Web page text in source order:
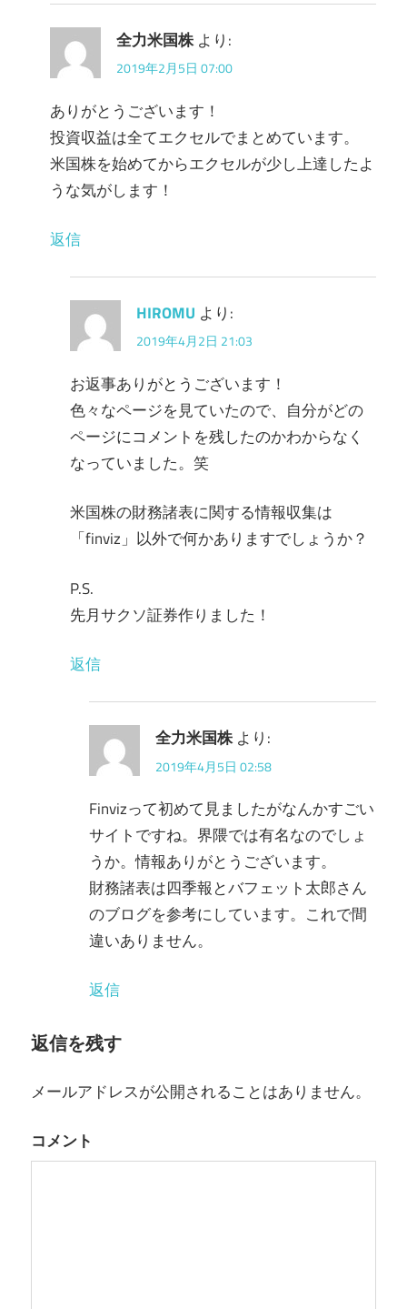
全力米国株 より:
2019年2月5日 07:00
ありがとうございます！
投資収益は全てエクセルでまとめています。
米国株を始めてからエクセルが少し上達したよ
うな気がします！
返信
HIROMU より:
2019年4月2日 21:03
お返事ありがとうございます！
色々なページを見ていたので、自分がどの
ページにコメントを残したのかわからなく
なっていました。笑
米国株の財務諸表に関する情報収集は
「finviz」以外で何かありますでしょうか？
P.S.
先月サクソ証券作りました！
返信
全力米国株 より:
2019年4月5日 02:58
Finvizって初めて見ましたがなんかすごい
サイトですね。界隈では有名なのでしょ
うか。情報ありがとうございます。
財務諸表は四季報とバフェット太郎さん
のブログを参考にしています。これで間
違いありません。
返信
返信を残す
メールアドレスが公開されることはありません。
コメント